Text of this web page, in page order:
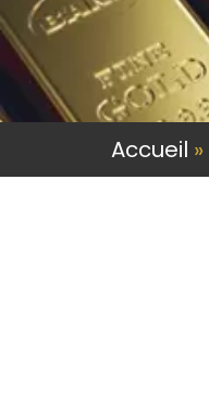
Accueil »